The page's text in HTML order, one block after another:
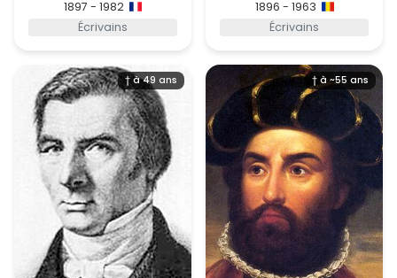
1897 - 1982
Écrivains
1896 - 1963
Écrivains
† à 49 ans † à ~55 ans